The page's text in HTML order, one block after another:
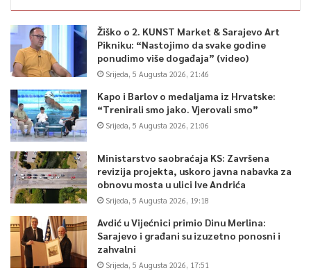
Žiško o 2. KUNST Market & Sarajevo Art
Pikniku: “Nastojimo da svake godine
ponudimo više događaja” (video)
Srijeda, 5 Augusta 2026, 21:46
Kapo i Barlov o medaljama iz Hrvatske:
“Trenirali smo jako. Vjerovali smo”
Srijeda, 5 Augusta 2026, 21:06
Ministarstvo saobraćaja KS: Završena
revizija projekta, uskoro javna nabavka za
obnovu mosta u ulici Ive Andrića
Srijeda, 5 Augusta 2026, 19:18
Avdić u Vijećnici primio Dinu Merlina:
Sarajevo i građani su izuzetno ponosni i
zahvalni
Srijeda, 5 Augusta 2026, 17:51